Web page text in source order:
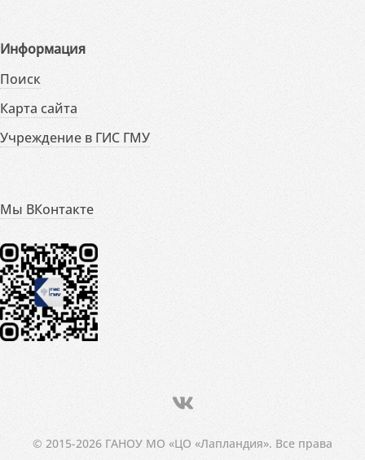
Информация
Поиск
Карта сайта
Учреждение в ГИС ГМУ
Мы ВКонтакте
© 2015-2026 ГАНОУ МО «ЦО «Лапландия». Все права